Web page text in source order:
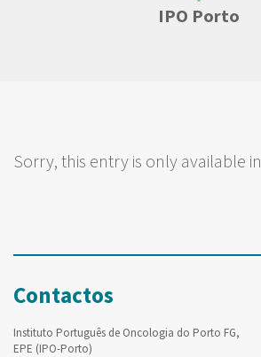
IPO Porto
Sorry, this entry is only available in
Contactos
Instituto Português de Oncologia do Porto FG,
EPE (IPO-Porto)